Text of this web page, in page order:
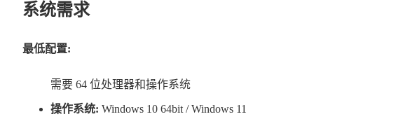
同时他也是现实主义者，很少因情感或义理而行动。
系统需求
最低配置:
需要 64 位处理器和操作系统
操作系统: Windows 10 64bit / Windows 11